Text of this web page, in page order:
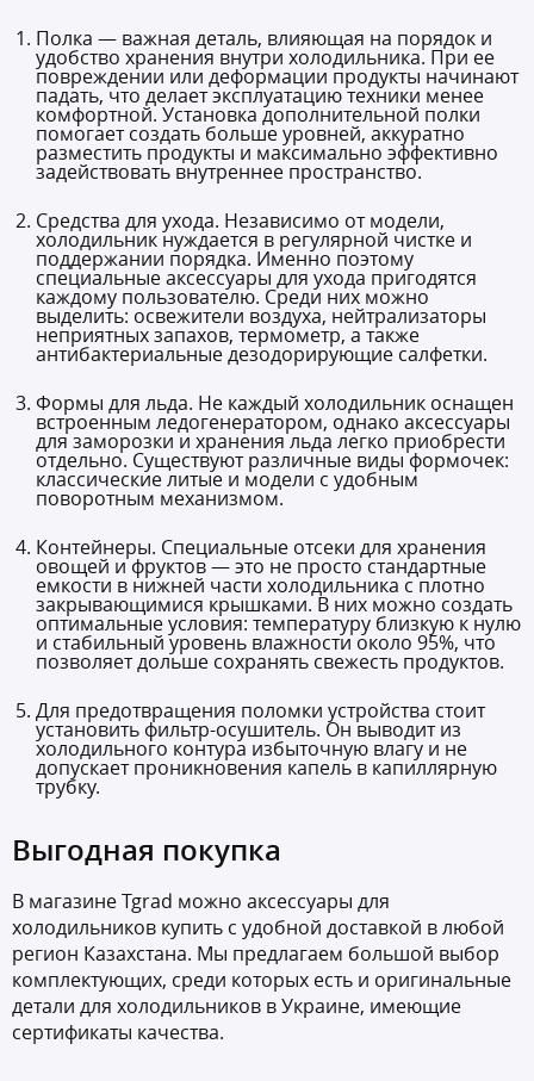
Полка — важная деталь, влияющая на порядок и
удобство хранения внутри холодильника. При ее
повреждении или деформации продукты начинают
падать, что делает эксплуатацию техники менее
комфортной. Установка дополнительной полки
помогает создать больше уровней, аккуратно
разместить продукты и максимально эффективно
задействовать внутреннее пространство.
Средства для ухода. Независимо от модели,
холодильник нуждается в регулярной чистке и
поддержании порядка. Именно поэтому
специальные аксессуары для ухода пригодятся
каждому пользователю. Среди них можно
выделить: освежители воздуха, нейтрализаторы
неприятных запахов, термометр, а также
антибактериальные дезодорирующие салфетки.
Формы для льда. Не каждый холодильник оснащен
встроенным ледогенератором, однако аксессуары
для заморозки и хранения льда легко приобрести
отдельно. Существуют различные виды формочек:
классические литые и модели с удобным
поворотным механизмом.
Контейнеры. Специальные отсеки для хранения
овощей и фруктов — это не просто стандартные
емкости в нижней части холодильника с плотно
закрывающимися крышками. В них можно создать
оптимальные условия: температуру близкую к нулю
и стабильный уровень влажности около 95%, что
позволяет дольше сохранять свежесть продуктов.
Для предотвращения поломки устройства стоит
установить фильтр-осушитель. Он выводит из
холодильного контура избыточную влагу и не
допускает проникновения капель в капиллярную
трубку.
Выгодная покупка
В магазине Tgrad можно аксессуары для
холодильников купить с удобной доставкой в любой
регион Казахстана. Мы предлагаем большой выбор
комплектующих, среди которых есть и оригинальные
детали для холодильников в Украине, имеющие
сертификаты качества.